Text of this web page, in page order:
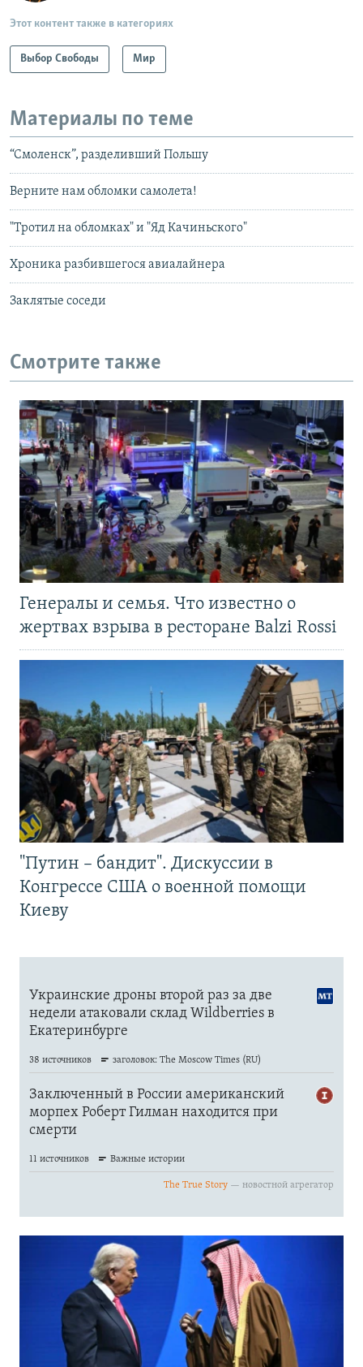
Этот контент также в категориях
Выбор Свободы Мир
Материалы по теме
“Смоленск”, разделивший Польшу
Верните нам обломки самолета!
"Тротил на обломках" и "Яд Качиньского"
Хроника разбившегося авиалайнера
Заклятые соседи
Смотрите также
Генералы и семья. Что известно о
жертвах взрыва в ресторане Balzi Rossi
"Путин – бандит". Дискуссии в
Конгрессе США о военной помощи
Киеву